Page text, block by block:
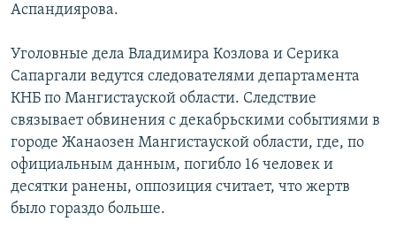
Аспандиярова.
Уголовные дела Владимира Козлова и Серика
Сапаргали ведутся следователями департамента
КНБ по Мангистауской области. Следствие
связывает обвинения с декабрьскими событиями в
городе Жанаозен Мангистауской области, где, по
официальным данным, погибло 16 человек и
десятки ранены, оппозиция считает, что жертв
было гораздо больше.